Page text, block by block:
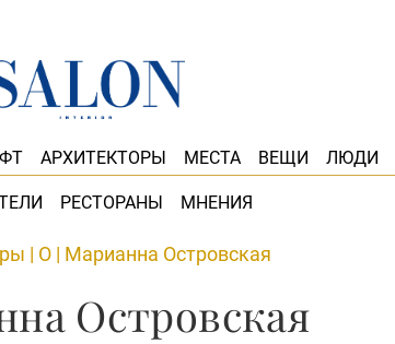
АРХИТЕКТОРЫ МЕСТА ВЕЩИ ЛЮДИ
РЕСТОРАНЫ МНЕНИЯ
| О | Марианна Островская
Островская